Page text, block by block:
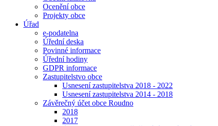
Ocenění obce
Projekty obce
Úřad
e-podatelna
Úřední deska
Povinné informace
Úřední hodiny
GDPR informace
Zastupitelstvo obce
Usnesení zastupitelstva 2018 - 2022
Usnesení zastupitelstva 2014 - 2018
Závěrečný účet obce Roudno
2018
2017